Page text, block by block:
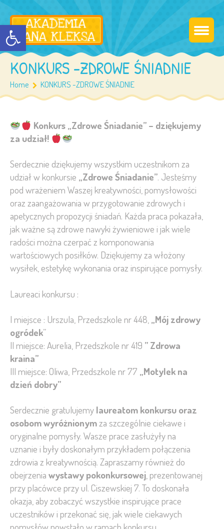
Otwórz pasek narzędzi
KONKURS -ZDROWE ŚNIADNIE
Home KONKURS -ZDROWE ŚNIADNIE
Konkurs „Zdrowe Śniadanie” – dziękujemy
za udział!
Serdecznie dziękujemy wszystkim uczestnikom za
udział w konkursie „Zdrowe Śniadanie”. Jesteśmy
pod wrażeniem Waszej kreatywności, pomysłowości
oraz zaangażowania w przygotowanie zdrowych i
apetycznych propozycji śniadań. Każda praca pokazała,
jak ważne są zdrowe nawyki żywieniowe i jak wiele
radości można czerpać z komponowania
wartościowych posiłków. Dziękujemy za włożony
wysiłek, estetykę wykonania oraz inspirujące pomysły.
Laureaci konkursu :
I miejsce : Urszula, Przedszkole nr 448, „Mój zdrowy
ogródek”
II miejsce: Aurelia, Przedszkole nr 419 ” Zdrowa
kraina”
III miejsce: Oliwa, Przedszkole nr 77 „Motylek na
dzień dobry”
Serdecznie gratulujemy laureatom konkursu oraz
osobom wyróżnionymza szczególnie ciekawe i
oryginalne pomysły. Wasze prace zasłużyły na
uznanie i były doskonałym przykładem połączenia
zdrowia z kreatywnością. Zapraszamy również do
obejrzenia wystawy pokonkursowej, prezentowanej
przy placówce przy ul. Ciszewskiej 7. To doskonała
okazja, aby zobaczyć wszystkie inspirujące prace
uczestników i przekonać się, jak wiele ciekawych